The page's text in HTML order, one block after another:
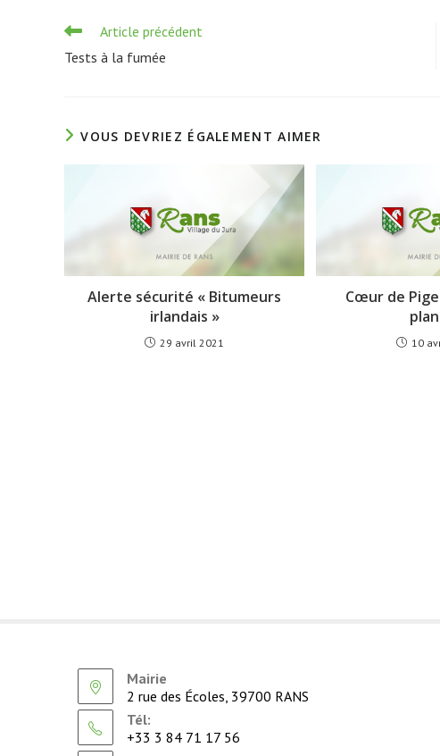
Read
articles
Article précédent
Tests à la fumée
VOUS DEVRIEZ ÉGALEMENT AIMER
Alerte sécurité « Bitumeurs
irlandais »
29 avril 2021
Cœur de
10
Mairie
2 rue des Écoles, 39700 RANS
Tél:
+33 3 84 71 17 56